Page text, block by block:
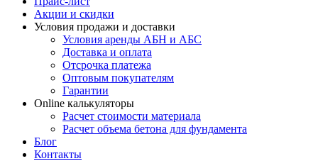
Акции и скидки
Условия продажи и доставки
Условия аренды АБН и АБС
Доставка и оплата
Отсрочка платежа
Оптовым покупателям
Гарантии
Online калькуляторы
Расчет стоимости материала
Расчет объема бетона для фундамента
Блог
Контакты